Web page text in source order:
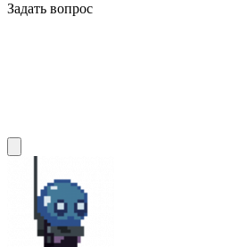
Задать вопрос